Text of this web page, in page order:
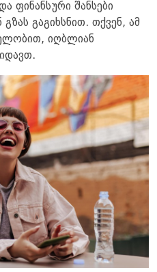
ფინანსური შანსები
გაგიხსნით. თქვენ, ამ
იღბლიან